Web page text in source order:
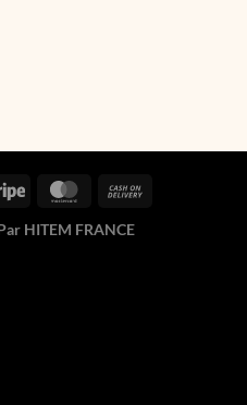
HITEM FRANCE